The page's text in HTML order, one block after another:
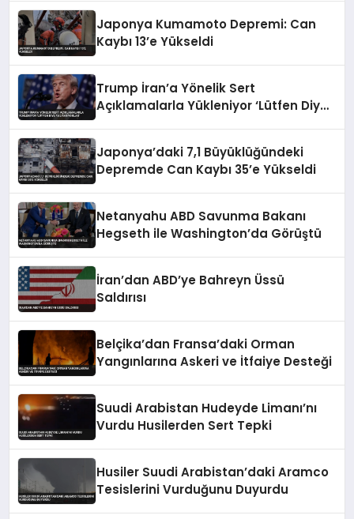
Japonya Kumamoto Depremi: Can
Kaybı 13’e Yükseldi
Trump İran’a Yönelik Sert
Açıklamalarla Yükleniyor ‘Lütfen Diye
Japonya’daki 7,1 Büyüklüğündeki
Depremde Can Kaybı 35’e Yükseldi
Netanyahu ABD Savunma Bakanı
Hegseth ile Washington’da Görüştü
İran’dan ABD’ye Bahreyn Üssü
Saldırısı
Belçika’dan Fransa’daki Orman
Yangınlarına Askeri ve İtfaiye Desteği
Suudi Arabistan Hudeyde Limanı’nı
Vurdu Husilerden Sert Tepki
Husiler Suudi Arabistan’daki Aramco
Tesislerini Vurduğunu Duyurdu